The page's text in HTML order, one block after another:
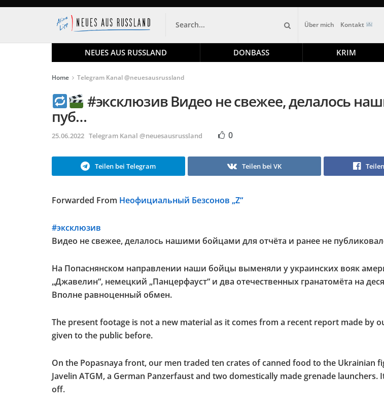
Über mich Kontakt
NEUES AUS RUSSLAND DONBASS KRIM
Home Telegram Kanal @neuesausrussland
#эксклюзив Видео не свежее, делалось
пуб…
25.06.2022 Telegram Kanal @neuesausrussland 0
Teilen bei Telegram Teilen bei VK
Forwarded From Неофициальный Безсонов „Z“
#эксклюзив
Видео не свежее, делалось нашими бойцами для отчёта и ранее не
На Попаснянском направлении наши бойцы выменяли у украинских вояк
„Джавелин“, немецкий „Панцерфауст“ и два отечественных гранатомёта на
Вполне равноценный обмен.
The present footage is not a new material as it comes from a recent report made by
given to the public before.
On the Popasnaya front, our men traded ten crates of canned food to the Ukrainian
Javelin ATGM, a German Panzerfaust and two domestically made grenade
off.